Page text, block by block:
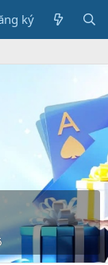
ký